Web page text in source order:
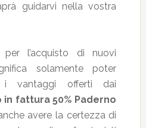
guidarvi nella vostra
l’acquisto di nuovi
solamente poter
vantaggi offerti dai
fattura 50% Paderno
avere la certezza di